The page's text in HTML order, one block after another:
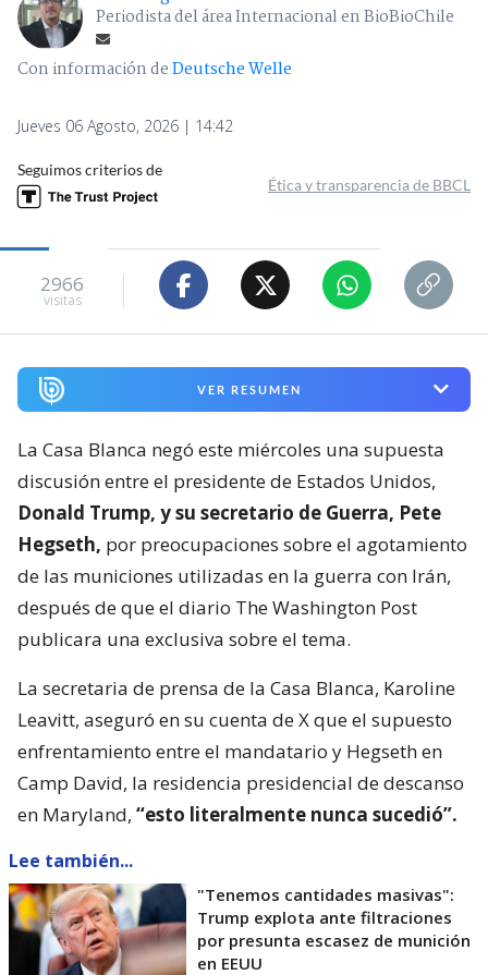
Periodista del área Internacional en BioBioChile
Con información deDeutsche Welle
Jueves 06 Agosto, 2026 | 14:42
Seguimos criterios de
Ética y transparencia de BBCL
2966
visitas
VER RESUMEN
La Casa Blanca negó este miércoles una supuesta
discusión entre el presidente de Estados Unidos,
Donald Trump, y su secretario de Guerra, Pete
Hegseth, por preocupaciones sobre el agotamiento
de las municiones utilizadas en la guerra con Irán,
después de que el diario The Washington Post
publicara una exclusiva sobre el tema.
La secretaria de prensa de la Casa Blanca, Karoline
Leavitt, aseguró en su cuenta de X que el supuesto
enfrentamiento entre el mandatario y Hegseth en
Camp David, la residencia presidencial de descanso
en Maryland, “esto literalmente nunca sucedió”.
Lee también...
"Tenemos cantidades masivas":
Trump explota ante filtraciones
por presunta escasez de munición
en EEUU